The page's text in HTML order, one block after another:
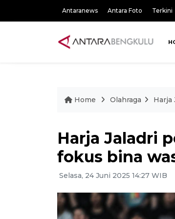
Antaranews Antara Foto Terkini
Home Olahraga Harja
Harja Jaladri
fokus bina
Selasa, 24 Juni 2025 14:27 WIB